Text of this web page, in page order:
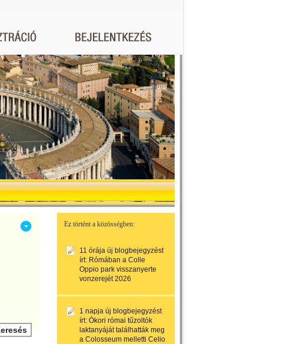
Ez történt a közösségben:
11 órája új blogbejegyzést
írt: Rómában a Colle
Oppio park visszanyerte
vonzerejét 2026
1 napja új blogbejegyzést
írt: Ókori római tűzoltók
laktanyáját találhatták meg
a Colosseum melletti Celio